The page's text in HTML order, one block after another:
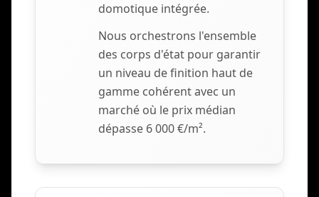
domotique intégrée.
Nous orchestrons l'ensemble
des corps d'état pour garantir
un niveau de finition haut de
gamme cohérent avec un
marché où le prix médian
dépasse 6 000 €/m².